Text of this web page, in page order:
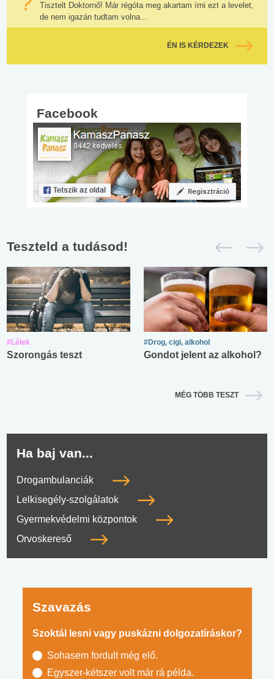
Tisztelt Doktornő! Már régóta meg akartam írni ezt a levelet,
de nem igazán tudtam volna...
ÉN IS KÉRDEZEK
Facebook
Teszteld a tudásod!
#Lélek
Szorongás teszt
#Drog, cigi, alkohol
Gondot jelent az alkohol?
MÉG TÖBB TESZT
Ha baj van...
Drogambulanciák
Lelkisegély-szolgálatok
Gyermekvédelmi központok
Orvoskereső
Szavazás
Szoktál lesni vagy puskázni dolgozatíráskor?
Sohasem fordult még elő.
Egyszer-kétszer volt már rá példa.